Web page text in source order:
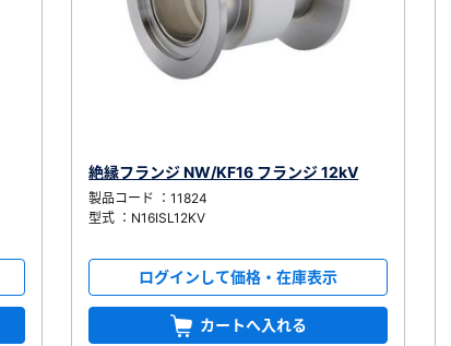
絶縁フランジ NW/KF16 フランジ 12kV
製品コード ：11824
型式 ：N16ISL12KV
ログインして価格・在庫表示
カートへ入れる